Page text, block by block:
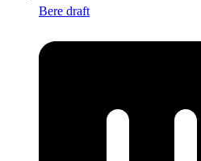
Bere draft